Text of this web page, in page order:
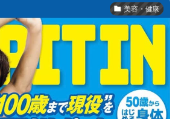
美容・健康